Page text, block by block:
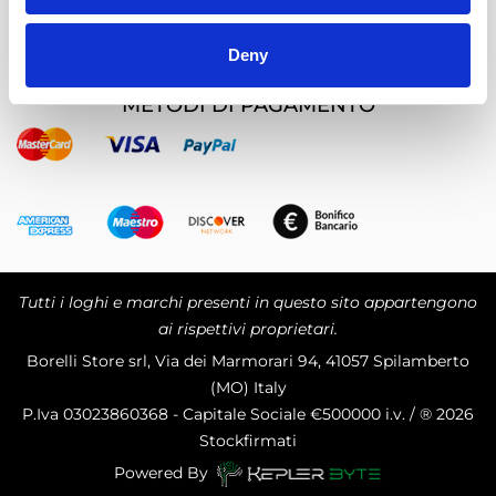
Deny
METODI DI PAGAMENTO
Tutti i loghi e marchi presenti in questo sito appartengono
ai rispettivi proprietari.
Borelli Store srl, Via dei Marmorari 94, 41057 Spilamberto
(MO) Italy
P.Iva 03023860368 - Capitale Sociale €500000 i.v. / ® 2026
Stockfirmati
Powered By